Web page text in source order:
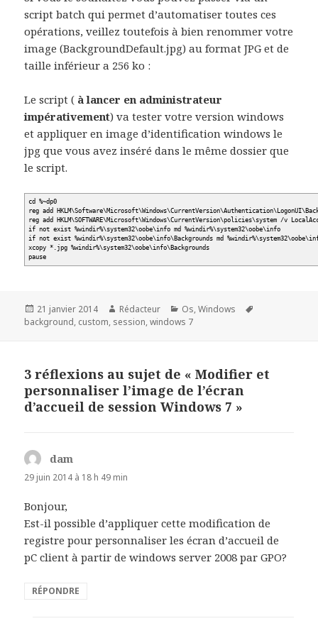
script batch qui permet d’automatiser toutes ces
opérations, veillez toutefois à bien renommer votre
image (BackgroundDefault.jpg) au format JPG et de
taille inférieur a 256 ko :
Le script ( à lancer en administrateur
impérativement) va tester votre version windows
et appliquer en image d’identification windows le
jpg que vous avez inséré dans le même dossier que
le script.
cd %~dp0
reg add
reg add HKLM\SOFTWARE\Microsoft\Windows\CurrentVersion\policies\system /v
if not exist %windir%\system32\oobe\info md %windir%\system32\oobe\info
if not exist %windir%\system32\oobe\info\Backgrounds md
xcopy *.jpg %windir%\system32\oobe\info\Backgrounds
pause
Publié
le
21 janvier 2014 Auteur
Rédacteur Catégories
Os,Windows
background, custom, session,windows 7
3 réflexions au sujet de « Modifier et
personnaliser l’image de l’écran
d’accueil de session Windows 7 »
dam
i
:
29 juin 2014 à 18 h 49 min
Bonjour,
Est-il possible d’appliquer cette modification de
registre pour personnaliser les écran d’accueil de
pC client à partir de windows server 2008 par GPO?
RÉPONDRE